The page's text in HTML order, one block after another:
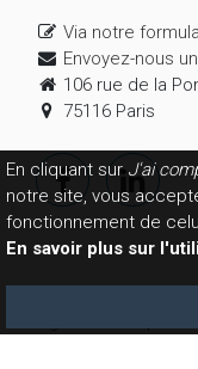
En cliquant sur J'ai
notre site, vous
fonctionnement de
En savoir plus sur
Via notre
Envoyez-nous
106 rue de la
75116 Paris
Copyright 2026 ©